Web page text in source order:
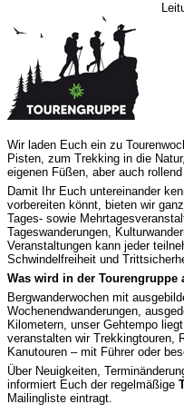
Wir laden Euch ein zu
Pisten, zum Trekking in die
eigenen Füßen, aber auch
Damit Ihr Euch untereinander
vorbereiten könnt, bieten wir
Tages- sowie
Tageswanderungen,
Veranstaltungen kann jeder
Schwindelfreiheit und
Was wird in der Tourengruppe
Bergwanderwochen mit
Wochenendwanderungen,
Kilometern, unser Gehtempo
veranstalten wir Trekkingtouren,
Kanutouren – mit Führer oder
Über Neuigkeiten,
informiert Euch der regelmäßige
Mailingliste eintragt.